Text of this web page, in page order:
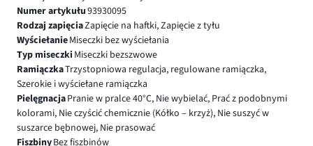
Numer artykułu93930095
Rodzaj zapięciaZapięcie na haftki, Zapięcie z tyłu
WyściełanieMiseczki bez wyściełania
Typ miseczki Miseczki bezszwowe
RamiączkaTrzystopniowa regulacja, regulowane ramiączka,
Szerokie i wyściełane ramiączka
PielęgnacjaPranie w pralce 40°C, Nie wybielać, Prać z podobnymi
kolorami, Nie czyścić chemicznie (Kółko – krzyż), Nie suszyć w
suszarce bębnowej, Nie prasować
FiszbinyBez fiszbinów